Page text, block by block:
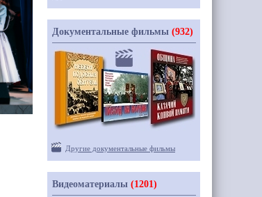
Документальные фильмы (932)
Другие документальные фильмы
Видеоматериалы (1201)